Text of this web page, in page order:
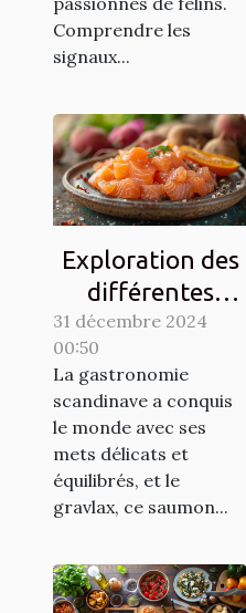
Comprendre les
signaux...
Exploration des
différentes
techniques de
gravlax avec
légumes racines
31 décembre 2024
00:50
La gastronomie
scandinave a conquis
le monde avec ses
mets délicats et
équilibrés, et le
gravlax, ce saumon...